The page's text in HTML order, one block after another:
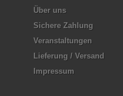
Über uns
Sichere Zahlung
Veranstaltungen
Lieferung / Versand
Impressum